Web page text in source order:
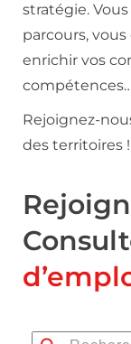
stratégie.
parcours,
enrichir vos
Rejoignez-
des territoires !